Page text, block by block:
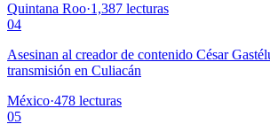
Quintana Roo·1,387 lecturas
04
Asesinan al creador de contenido César
transmisión en Culiacán
México·478 lecturas
05